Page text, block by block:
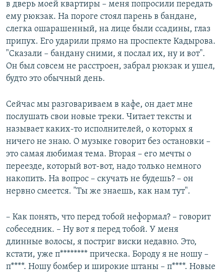
в дверь моей квартиры – меня попросили передать
ему рюкзак. На пороге стоял парень в бандане,
слегка ошарашенный, на лице были ссадины, глаз
припух. Его ударили прямо на проспекте Кадырова.
"Сказали – бандану сними, я послал их, ну и вот".
Он был совсем не расстроен, забрал рюкзак и ушел,
будто это обычный день.
Сейчас мы разговариваем в кафе, он дает мне
послушать свои новые треки. Читает тексты и
называет каких-то исполнителей, о которых я
ничего не знаю. О музыке говорит без остановки –
это самая любимая тема. Вторая – его мечты о
переезде, который вот-вот, надо только немного
накопить. На вопрос – скучать не будешь? – он
нервно смеется. "Ты же знаешь, как нам тут".
– Как понять, что перед тобой неформал? – говорит
собеседник. – Ну вот я перед тобой. У меня
длинные волосы, я постриг виски недавно. Это,
кстати, уже п******** прическа. Бороду я не ношу –
п****. Ношу бомбер и широкие штаны – п****. Новые